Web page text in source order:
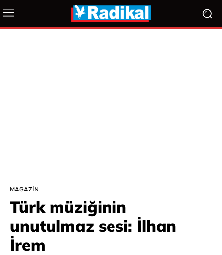
MAGAZIN
Türk müziğinin
unutulmaz sesi: İlhan
İrem